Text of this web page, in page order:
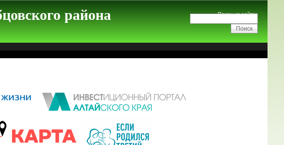
района Поиск на сайте: